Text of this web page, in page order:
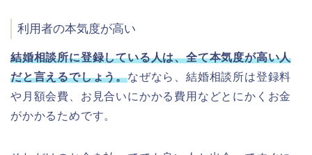
利用者の本気度が高い
結婚相談所に登録している人は、全て本気度が高い人
だと言えるでしょう。なぜなら、結婚相談所は登録料
や月額会費、お見合いにかかる費用などとにかくお金
がかかるためです。